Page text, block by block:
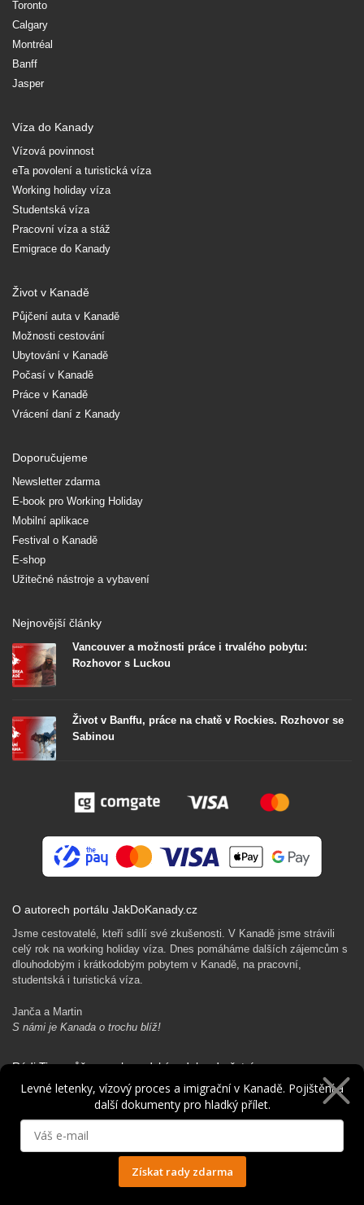
Toronto
Calgary
Montréal
Banff
Jasper
Víza do Kanady
Vízová povinnost
eTa povolení a turistická víza
Working holiday víza
Studentská víza
Pracovní víza a stáž
Emigrace do Kanady
Život v Kanadě
Půjčení auta v Kanadě
Možnosti cestování
Ubytování v Kanadě
Počasí v Kanadě
Práce v Kanadě
Vrácení daní z Kanady
Doporučujeme
Newsletter zdarma
E-book pro Working Holiday
Mobilní aplikace
Festival o Kanadě
E-shop
Užitečné nástroje a vybavení
Nejnovější články
Vancouver a možnosti práce i trvalého pobytu:
Rozhovor s Luckou
Život v Banffu, práce na chatě v Rockies. Rozhovor se
Sabinou
O autorech portálu JakDoKanady.cz
Jsme cestovatelé, kteří sdílí své zkušenosti. V Kanadě jsme strávili
celý rok na working holiday víza. Dnes pomáháme dalších zájemcům s
dlouhodobým i krátkodobým pobytem v Kanadě, na pracovní,
studentská i turistická víza.
Janča a Martin
S námi je Kanada o trochu blíž!
Rádi Ti pomůžeme s kanadským dobrodružstvím…
Levné letenky, vízový proces a imigrační v Kanadě. Pojištění a
další dokumenty pro hladký přílet.
Získat rady zdarma